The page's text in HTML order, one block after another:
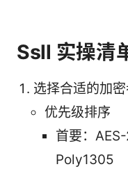
Ssll 实操清
选择合适的加
优先级排序
首要：
Poly1305